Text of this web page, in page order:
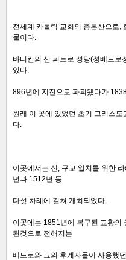
전세계 카톨릭 교회의 총본산으로,
물이다.
바티칸의 산 피트로 성당(성베드로
있다.
896년에 지진으로 파괴됐다가
원래 이 곳에 있었던 초기 그리스
다.
이곳에서는 신, 구교 일치를 위한
년과 1512년 등
다섯 차례에 걸쳐 개최되었다.
이곳에는 1851년에 복구된 교황의
된것으로 전해지는
베드로와 그의 후계자들이 사용했